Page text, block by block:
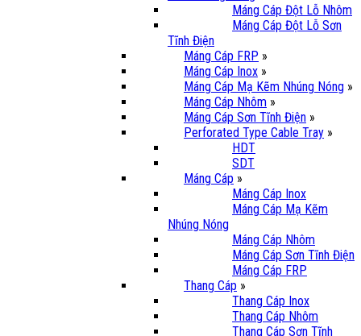
Máng Cáp Đột Lỗ Nhôm
Máng Cáp Đột Lỗ Sơn
Tĩnh Điện
Máng Cáp FRP »
Máng Cáp Inox »
Máng Cáp Mạ Kẽm Nhúng Nóng »
Máng Cáp Nhôm »
Máng Cáp Sơn Tĩnh Điện »
Perforated Type Cable Tray »
HDT
SDT
Máng Cáp »
Máng Cáp Inox
Máng Cáp Mạ Kẽm
Nhúng Nóng
Máng Cáp Nhôm
Máng Cáp Sơn Tĩnh Điện
Máng Cáp FRP
Thang Cáp »
Thang Cáp Inox
Thang Cáp Nhôm
Thang Cáp Sơn Tĩnh